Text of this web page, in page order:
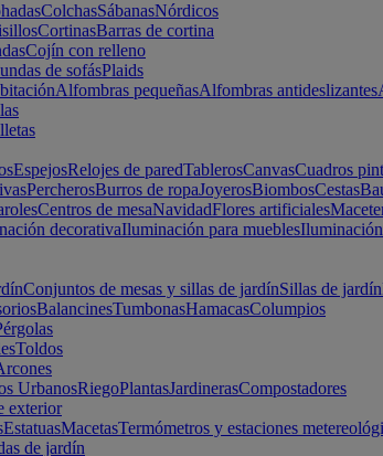
ColchasSábanasNórdicos
CortinasBarras de cortina
Cojín con relleno
de sofásPlaids
Alfombras pequeñasAlfombras antideslizantes
EspejosRelojes de paredTablerosCanvasCuadros
PercherosBurros de ropaJoyerosBiombosCestas
Centros de mesaNavidadFlores artificiales
decorativaIluminación para muebles
Conjuntos de mesas y sillas de jardínSillas de jardín
BalancinesTumbonasHamacasColumpios
Toldos
UrbanosRiegoPlantasJardinerasCompostadores
exterior
EstatuasMacetasTermómetros y estaciones
de jardín